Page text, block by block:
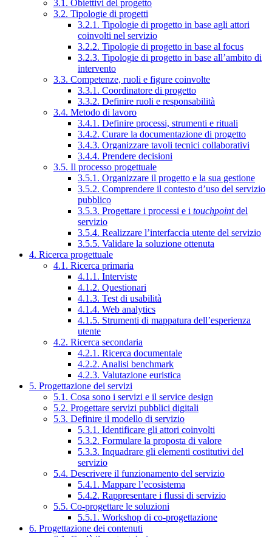
3.1. Obiettivi del progetto
3.2. Tipologie di progetti
3.2.1. Tipologie di progetto in base agli attori
coinvolti nel servizio
3.2.2. Tipologie di progetto in base al focus
3.2.3. Tipologie di progetto in base all’ambito di
intervento
3.3. Competenze, ruoli e figure coinvolte
3.3.1. Coordinatore di progetto
3.3.2. Definire ruoli e responsabilità
3.4. Metodo di lavoro
3.4.1. Definire processi, strumenti e rituali
3.4.2. Curare la documentazione di progetto
3.4.3. Organizzare tavoli tecnici collaborativi
3.4.4. Prendere decisioni
3.5. Il processo progettuale
3.5.1. Organizzare il progetto e la sua gestione
3.5.2. Comprendere il contesto d’uso del servizio
pubblico
3.5.3. Progettare i processi e i touchpointdel
servizio
3.5.4. Realizzare l’interfaccia utente del servizio
3.5.5. Validare la soluzione ottenuta
4. Ricerca progettuale
4.1. Ricerca primaria
4.1.1. Interviste
4.1.2. Questionari
4.1.3. Test di usabilità
4.1.4. Web analytics
4.1.5. Strumenti di mappatura dell’esperienza
utente
4.2. Ricerca secondaria
4.2.1. Ricerca documentale
4.2.2. Analisi benchmark
4.2.3. Valutazione euristica
5. Progettazione dei servizi
5.1. Cosa sono i servizi e il service design
5.2. Progettare servizi pubblici digitali
5.3. Definire il modello di servizio
5.3.1. Identificare gli attori coinvolti
5.3.2. Formulare la proposta di valore
5.3.3. Inquadrare gli elementi costitutivi del
servizio
5.4. Descrivere il funzionamento del servizio
5.4.1. Mappare l’ecosistema
5.4.2. Rappresentare i flussi di servizio
5.5. Co-progettare le soluzioni
5.5.1. Workshop di co-progettazione
6. Progettazione dei contenuti